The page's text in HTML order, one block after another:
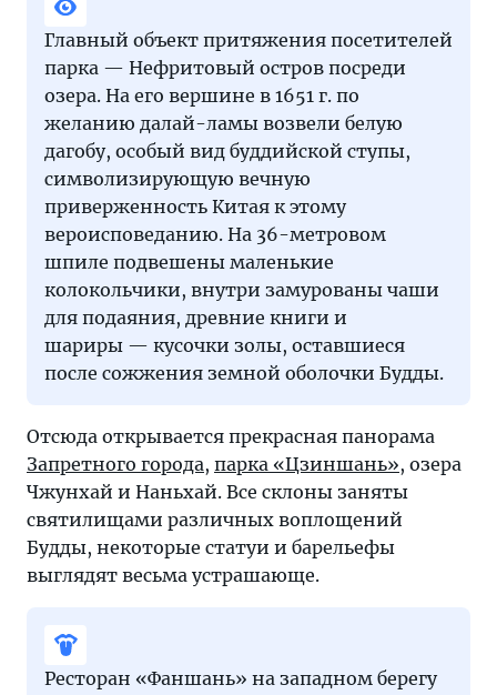
Главный объект притяжения посетителей
парка — Нефритовый остров посреди
озера. На его вершине в 1651 г. по
желанию далай-ламы возвели белую
дагобу, особый вид буддийской ступы,
символизирующую вечную
приверженность Китая к этому
вероисповеданию. На 36-метровом
шпиле подвешены маленькие
колокольчики, внутри замурованы чаши
для подаяния, древние книги и
шариры — кусочки золы, оставшиеся
после сожжения земной оболочки Будды.
Отсюда открывается прекрасная панорама
Запретного города, парка «Цзиншань», озера
Чжунхай и Наньхай. Все склоны заняты
святилищами различных воплощений
Будды, некоторые статуи и барельефы
выглядят весьма устрашающе.
Ресторан «Фаншань» на западном берегу